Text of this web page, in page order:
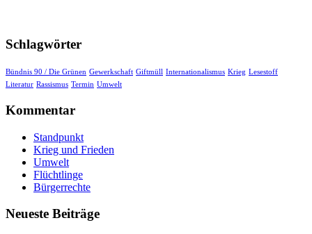
Schlagwörter
Bündnis 90 / Die Grünen Gewerkschaft Giftmüll Internationalismus Krieg Lesestoff
Literatur Rassismus Termin Umwelt
Kommentar
Standpunkt
Krieg und Frieden
Umwelt
Flüchtlinge
Bürgerrechte
Neueste Beiträge